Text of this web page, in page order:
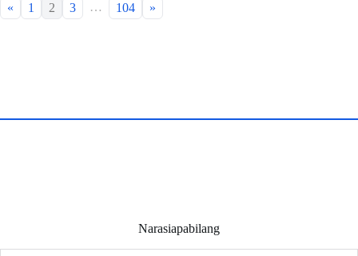
« 1 2 3 … 104 »
Narasiapabilang